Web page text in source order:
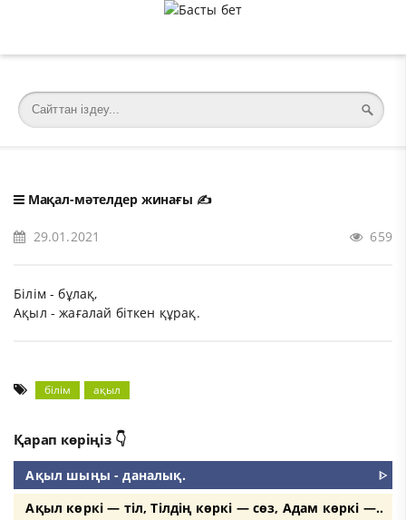
Мақал-мәтелдер жинағы ✍️
29.01.2021 659
Білім - бұлақ,
Ақыл - жағалай біткен құрақ.
білім ақыл
Қарап көріңіз 👇
Ақыл шыңы - даналық.
ᐈ
Ақыл көркі — тіл, Тілдің көркі — сөз, Адам көркі —..